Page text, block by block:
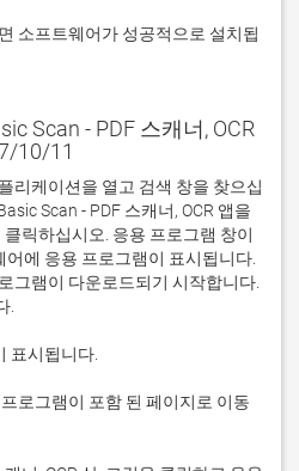
Scan - PDF 스캐너, OCR
10/11
리케이션을 열고 검색 창을 찾으십
Scan - PDF 스캐너, OCR 앱을
릭하십시오. 응용 프로그램 창이
에 응용 프로그램이 표시됩니다.
그램이 다운로드되기 시작합니다.